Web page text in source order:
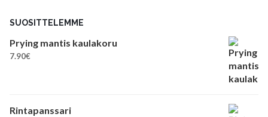
SUOSITTELEMME
Prying mantis kaulakoru
7.90€
Rintapanssari